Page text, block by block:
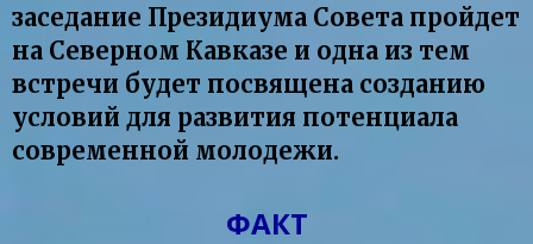
заседание Президиума Совета пройдет
на Северном Кавказе и одна из тем
встречи будет посвящена созданию
условий для развития потенциала
современной молодежи.
ФАКТ